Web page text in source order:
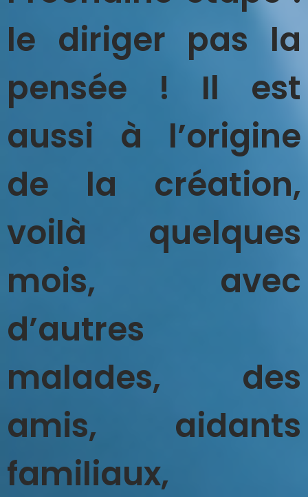
le diriger pas la
pensée ! Il est
aussi à l’origine
de la création,
voilà quelques
mois, avec
d’autres
malades, des
amis, aidants
familiaux,